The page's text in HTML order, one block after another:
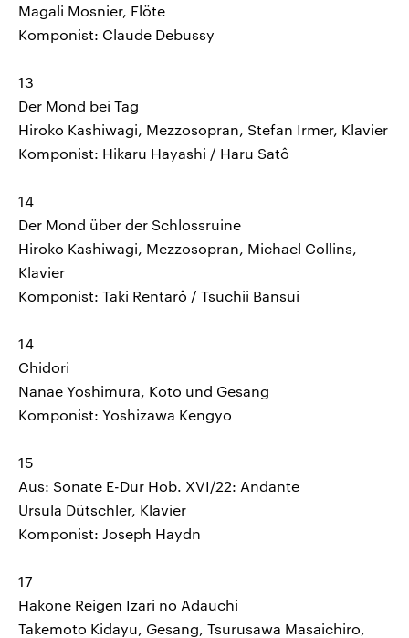
Magali Mosnier, Flöte
Komponist: Claude Debussy
13
Der Mond bei Tag
Hiroko Kashiwagi, Mezzosopran, Stefan Irmer, Klavier
Komponist: Hikaru Hayashi / Haru Satô
14
Der Mond über der Schlossruine
Hiroko Kashiwagi, Mezzosopran, Michael Collins,
Klavier
Komponist: Taki Rentarô / Tsuchii Bansui
14
Chidori
Nanae Yoshimura, Koto und Gesang
Komponist: Yoshizawa Kengyo
15
Aus: Sonate E-Dur Hob. XVI/22: Andante
Ursula Dütschler, Klavier
Komponist: Joseph Haydn
17
Hakone Reigen Izari no Adauchi
Takemoto Kidayu, Gesang, Tsurusawa Masaichiro,